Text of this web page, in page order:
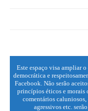
Este espaço visa ampliar
democrática e
Facebook. Não serão
princípios éticos e morais
comentários
agressivos etc.